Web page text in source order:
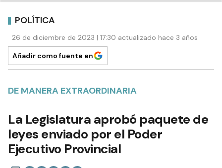
POLÍTICA
26 de diciembre de 2023 | 17:30 actualizado hace 3 años
Añadir como fuente en
DE MANERA EXTRAORDINARIA
La Legislatura aprobó paquete de
leyes enviado por el Poder
Ejecutivo Provincial